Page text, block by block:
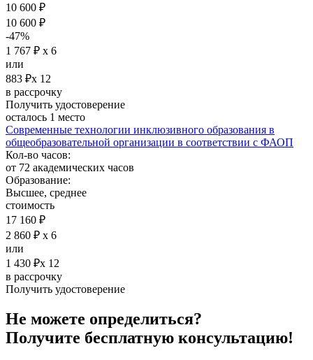
10 600 ₽
10 600 ₽
-47%
1 767 ₽ х 6
или
883 ₽х 12
в рассрочку
Получить удостоверение
осталось 1 место
Современные технологии инклюзивного образования в
общеобразовательной организации в соответствии с ФАОП
Кол-во часов:
от 72 академических часов
Образование:
Высшее, среднее
стоимость
17 160 ₽
2 860 ₽ х 6
или
1 430 ₽х 12
в рассрочку
Получить удостоверение
Не можете определиться?
Получите бесплатную консультацию!